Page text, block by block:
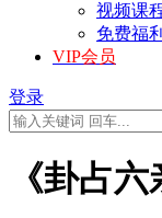
视频课
免费福利
VIP会员
登录
《卦占